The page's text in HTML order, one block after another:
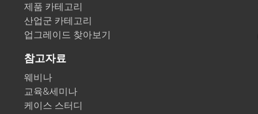
제품 카테고리
산업군 카테고리
업그레이드 찾아보기
참고자료
웨비나
교육&세미나
케이스 스터디